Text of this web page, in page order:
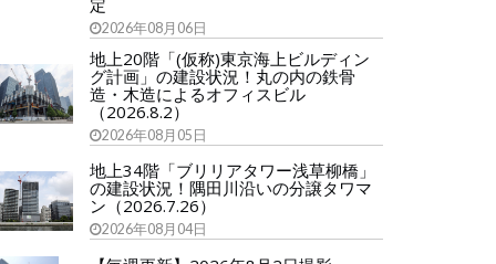
定
2026年08月06日
地上20階「(仮称)東京海上ビルディン
グ計画」の建設状況！丸の内の鉄骨
造・木造によるオフィスビル
（2026.8.2）
2026年08月05日
地上34階「ブリリアタワー浅草柳橋」
の建設状況！隅田川沿いの分譲タワマ
ン（2026.7.26）
2026年08月04日